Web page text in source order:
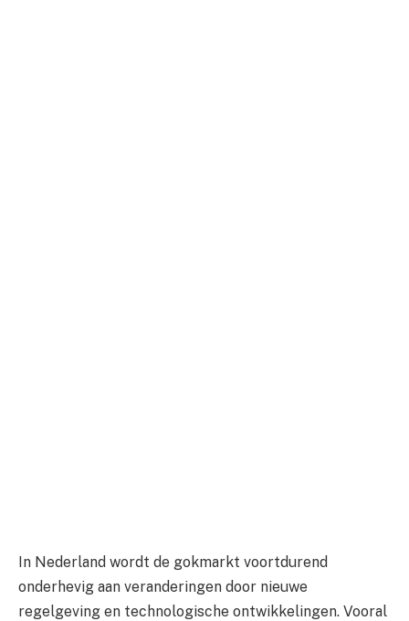
In Nederland wordt de gokmarkt voortdurend
onderhevig aan veranderingen door nieuwe
regelgeving en technologische ontwikkelingen. Vooral